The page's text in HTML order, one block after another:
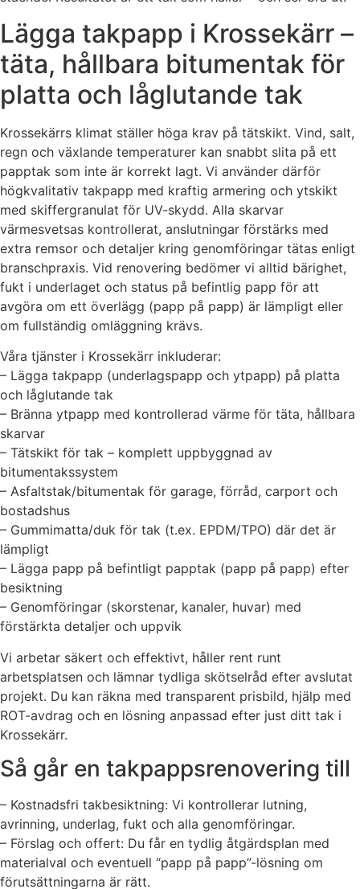
Lägga takpapp i Krossekärr –
täta, hållbara bitumentak för
platta och låglutande tak
Krossekärrs klimat ställer höga krav på tätskikt. Vind, salt,
regn och växlande temperaturer kan snabbt slita på ett
papptak som inte är korrekt lagt. Vi använder därför
högkvalitativ takpapp med kraftig armering och ytskikt
med skiffergranulat för UV-skydd. Alla skarvar
värmesvetsas kontrollerat, anslutningar förstärks med
extra remsor och detaljer kring genomföringar tätas enligt
branschpraxis. Vid renovering bedömer vi alltid bärighet,
fukt i underlaget och status på befintlig papp för att
avgöra om ett överlägg (papp på papp) är lämpligt eller
om fullständig omläggning krävs.
Våra tjänster i Krossekärr inkluderar:
– Lägga takpapp (underlagspapp och ytpapp) på platta
och låglutande tak
– Bränna ytpapp med kontrollerad värme för täta, hållbara
skarvar
– Tätskikt för tak – komplett uppbyggnad av
bitumentakssystem
– Asfaltstak/bitumentak för garage, förråd, carport och
bostadshus
– Gummimatta/duk för tak (t.ex. EPDM/TPO) där det är
lämpligt
– Lägga papp på befintligt papptak (papp på papp) efter
besiktning
– Genomföringar (skorstenar, kanaler, huvar) med
förstärkta detaljer och uppvik
Vi arbetar säkert och effektivt, håller rent runt
arbetsplatsen och lämnar tydliga skötselråd efter avslutat
projekt. Du kan räkna med transparent prisbild, hjälp med
ROT-avdrag och en lösning anpassad efter just ditt tak i
Krossekärr.
Så går en takpappsrenovering till
– Kostnadsfri takbesiktning: Vi kontrollerar lutning,
avrinning, underlag, fukt och alla genomföringar.
– Förslag och offert: Du får en tydlig åtgärdsplan med
materialval och eventuell “papp på papp”-lösning om
förutsättningarna är rätt.